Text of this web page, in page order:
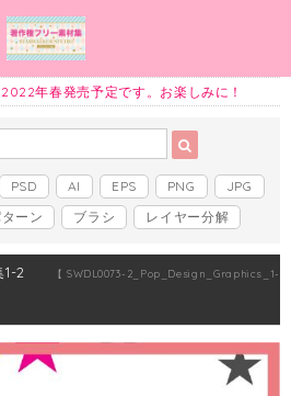
年春発売予定です。お楽しみに！
PSD AI EPS PNG
JPG
ーン ブラシ レイヤー分解
2 【 SWDL0073-2_Pop_Design_Graphics_1-